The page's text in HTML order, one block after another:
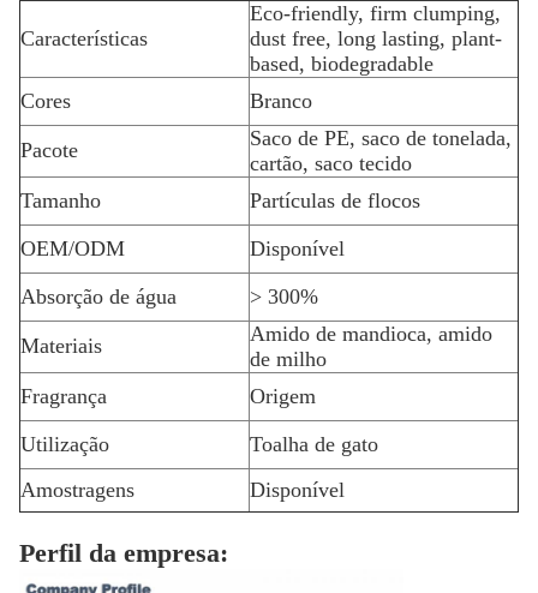
Características
Eco-friendly, firm clumping,
dust free, long lasting, plant-
based, biodegradable
Cores
Branco
Pacote
Saco de PE, saco de tonelada,
cartão, saco tecido
Tamanho
Partículas de flocos
OEM/ODM
Disponível
Absorção de água
> 300%
Materiais
Amido de mandioca, amido
de milho
Fragrança
Origem
Utilização
Toalha de gato
Amostragens
Disponível
Perfil da empresa: